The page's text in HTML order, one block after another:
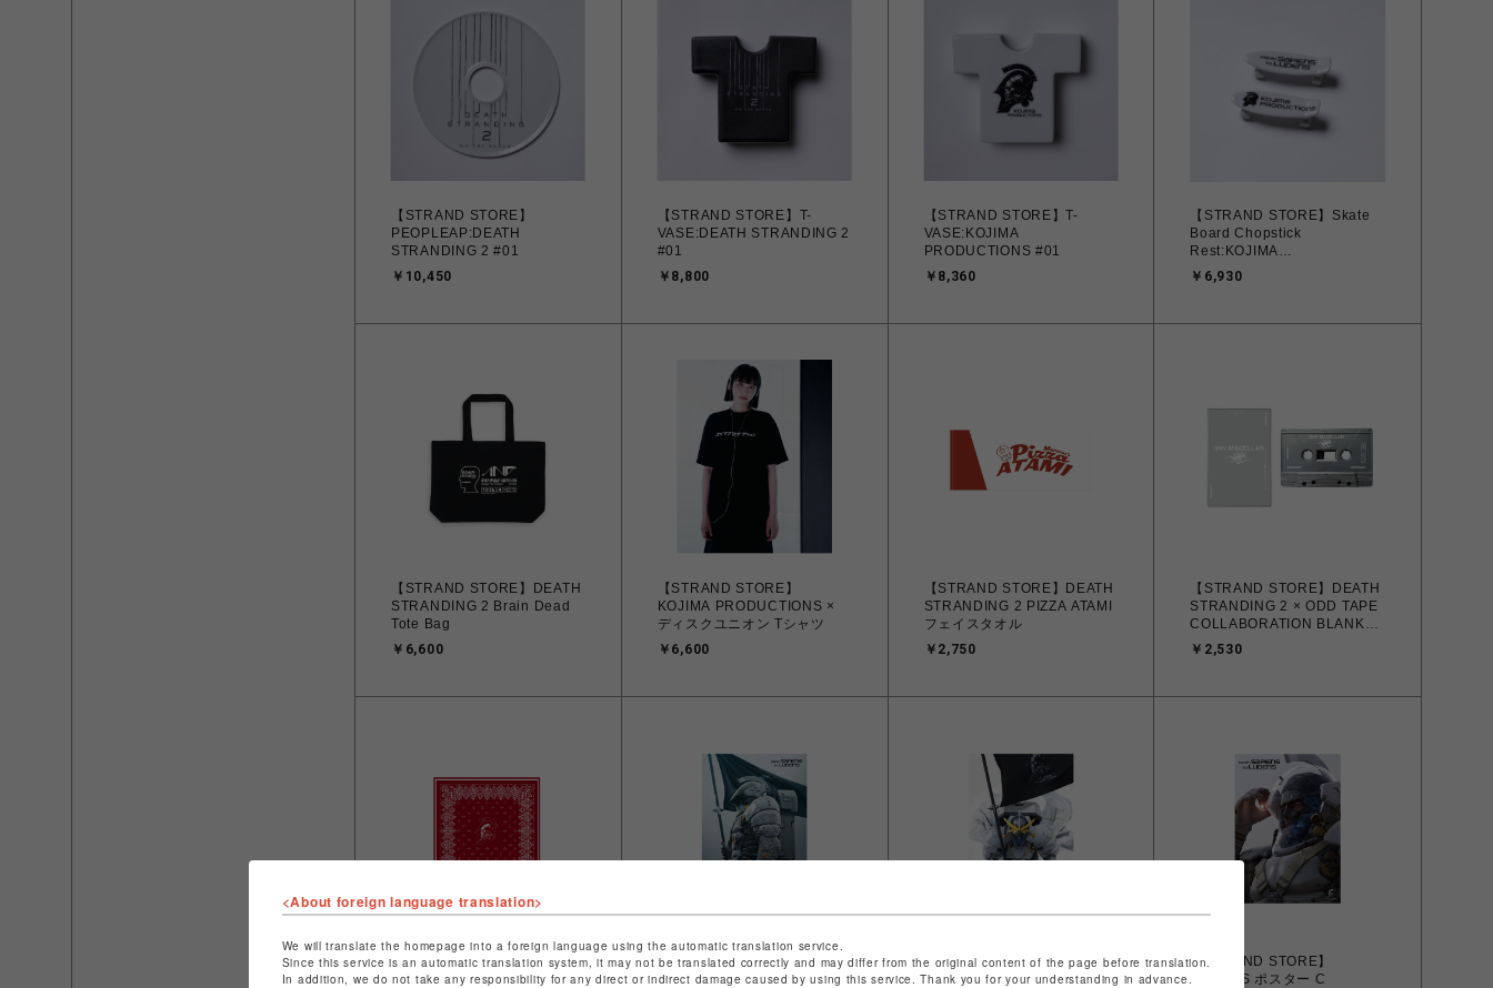
【STRAND STORE】
PEOPLEAP:DEATH
STRANDING 2 #01
￥10,450
【STRAND STORE】T-
VASE:DEATH STRANDING 2
#01
￥8,800
【STRAND STORE】T-
VASE:KOJIMA
PRODUCTIONS #01
￥8,360
【STRAND STORE】Skate
Board Chopstick
Rest:KOJIMA
PRODUCTIONS #01
￥6,930
【STRAND STORE】DEATH
STRANDING 2 Brain Dead
Tote Bag
￥6,600
【STRAND STORE】
KOJIMA PRODUCTIONS ×
ディスクユニオン Tシャツ
￥6,600
【STRAND STORE】DEATH
STRANDING 2 PIZZA ATAMI
フェイスタオル
￥2,750
【STRAND STORE】DEATH
STRANDING 2 × ODD TAPE
COLLABORATION BLANK
CASSETTE / DHV マゼラン
￥2,530
【STRAND STORE】
KOJIMA PRODUCTIONS ロ
【STRAND STORE】
LUDENS ポスター B
【STRAND STORE】
LUDENS ポスター E
【STRAND STORE】
LUDENS ポスター C
<About foreign language translation>
We will translate the homepage into a foreign language using the automatic translation service.
Since this service is an automatic translation system, it may not be translated correctly and may differ from the original content of the page before translation.
In addition, we do not take any responsibility for any direct or indirect damage caused by using this service. Thank you for your understanding in advance.